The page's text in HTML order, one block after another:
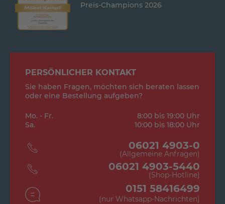
Preis-Champions 2026
PERSÖNLICHER KONTAKT
Sie haben Fragen, möchten sich beraten lassen
oder eine Bestellung aufgeben?
Mo. - Fr.
8:00 bis 19:00 Uhr
Sa.
10:00 bis 18:00 Uhr
06021 4903-0
(Allgemeine Anfragen)
06021 4903-5440
(Shop-Hotline)
0151 58416499
(nur Whatsapp-Nachrichten)